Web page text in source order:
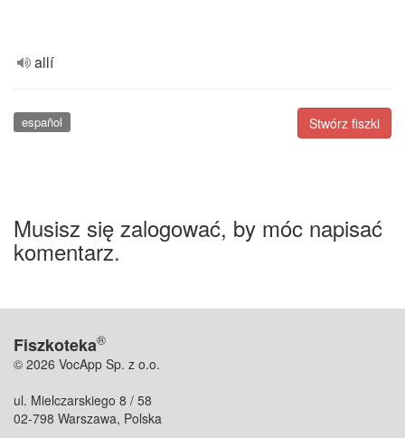
allí
Stwórz fiszki
español
Musisz się zalogować, by móc napisać
komentarz.
Fiszkoteka®
© 2026 VocApp Sp. z o.o.
ul. Mielczarskiego 8 / 58
02-798 Warszawa, Polska